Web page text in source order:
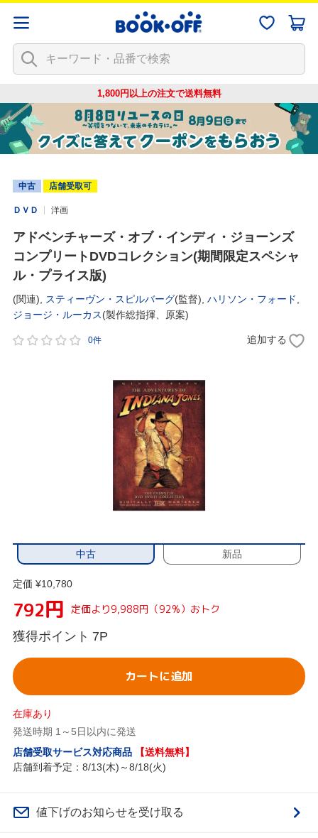
1,800円以上の注文で送料無料
中古 店舗受取可
ＤＶＤ 洋画
アドベンチャーズ・オブ・インディ・ジョーンズ
コンプリートDVDコレクション(期間限定スペシャ
ル・プライス版)
(関連), スティーヴン・スピルバーグ(監督), ハリソン・フォード
ジョージ・ルーカス(製作総指揮、原案)
0件 追加する
中古 新品
定価 ¥10,780
792円 定価より9,988円（92%）おトク
獲得ポイント 7P
カートに追加
在庫あり
発送時期 1～5日以内に発送
店舗受取サービス対応商品
【送料無料】
店舗到着予定：8/13(木)～8/18(火)
値下げのお知らせを受け取る